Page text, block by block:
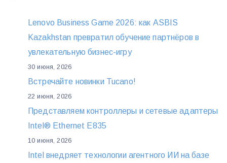
Lenovo Business Game 2026: как ASBIS
Kazakhstan превратил обучение партнёров в
увлекательную бизнес-игру
30 июня, 2026
Встречайте новинки Tucano!
22 июня, 2026
Представляем контроллеры и сетевые адаптеры
Intel® Ethernet E835
10 июня, 2026
Intel внедряет технологии агентного ИИ на базе